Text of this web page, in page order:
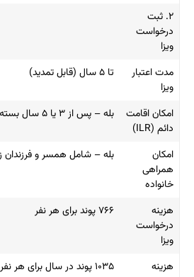
۲. ثبت
درخواست
ویزا
مدت اعتبار
ویزا
تا ۵ سال (قابل تمدید)
امکان اقامت
دائم (ILR)
بله – پس از ۳ یا ۵ سال بسته به نوع تأییدیه
امکان
همراهی
خانواده
بله – شامل همسر و فرزندان زیر ۱۸
هزینه
درخواست
ویزا
۷۶۶ پوند برای هر نفر
هزینه
۱۰۳۵ پوند در سال برای هر نفر